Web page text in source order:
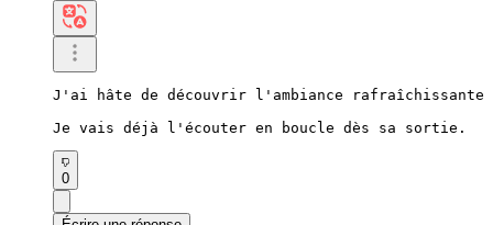
J'ai hâte de découvrir l'ambiance rafraîchissante
Je vais déjà l'écouter en boucle dès sa sortie.
0